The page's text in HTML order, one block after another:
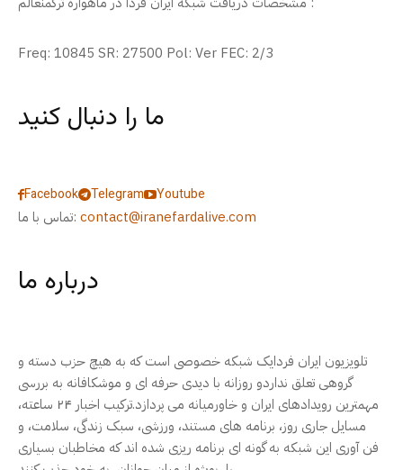
Freq: 10845 SR: 27500 Pol: Ver FEC: 2/3
ما را دنبال کنید
Facebook Telegram
Youtube
تماس با ما: contact@iranefardalive.com
درباره ما
تلویزیون ایران فردایک شبکه خصوصی است که به هیچ حزب دسته و
گروهی تعلق نداردو روزانه با دیدی حرفه ای و موشکافانه به بررسی
مهمترین رویدادهای ایران و خاورمیانه می پردازد.ترکیب اخبار ۲۴ ساعته،
مسایل جاری روز، برنامه های مستند، ورزشی، سبک زندگی، سلامت، و
فن آوری این شبکه به گونه ای برنامه ریزی شده اند که مخاطبان بسیاری